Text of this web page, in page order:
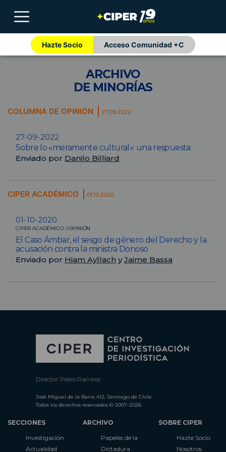
Hazte Socio Acceso Comunidad +C
ARCHIVO
DE MINORÍAS
COLUMNA DE OPINIÓN 27.09.2022
27-09-2022
Sobre lo «meramente cultural»: una respuesta
Enviado por Danilo Billiard
CIPER ACADÉMICO 01.10.2020
01-10-2020
CIPER ACADÉMICO / OPINIÓN
El Caso Ámbar, el sesgo de género del Derecho y la
acusación contra la ministra Donoso
Enviado por Hiam Ayllach yJaime Bassa
Director: Pedro Ramírez
José Miguel de la Barra 412, Santiago de Chile
Todos los derechos reservados © 2007-2026
SECCIONES
Investigación
Actualidad
ARCHIVO
Papeles de la
Dictadura
SOBRE CIPER
Hazte Socio
Nosotros